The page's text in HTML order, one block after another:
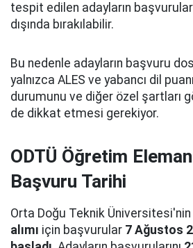
tespit edilen adayların
dışında bırakılabilir.
Bu nedenle adayların başvuru
yalnızca ALES ve yabancı dil
durumunu ve diğer özel şartları
de dikkat etmesi gerekiyor.
ODTÜ Öğretim
Başvuru Tarihi
Orta Doğu Teknik Üniversitesi'nin
alımı için başvurular 7 Ağustos